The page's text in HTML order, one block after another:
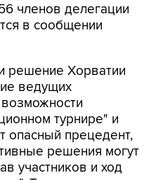
членов делегации
в сообщении
решение Хорватии
ведущих
турнире" и
опасный прецедент,
решения могут
участников и ход